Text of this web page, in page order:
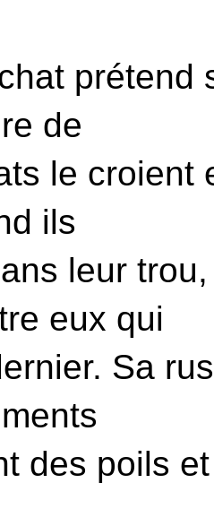
prétend
de
le croient
ils
leur
eux qui
Sa
des poils